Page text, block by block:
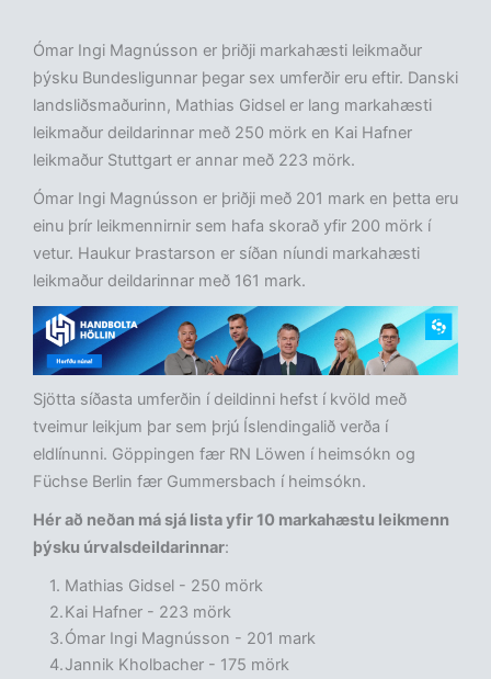
Ómar Ingi Magnússon er þriðji markahæsti leikmaður
þýsku Bundesligunnar þegar sex umferðir eru eftir. Danski
landsliðsmaðurinn, Mathias Gidsel er lang markahæsti
leikmaður deildarinnar með 250 mörk en Kai Hafner
leikmaður Stuttgart er annar með 223 mörk.
Ómar Ingi Magnússon er þriðji með 201 mark en þetta eru
einu þrír leikmennirnir sem hafa skorað yfir 200 mörk í
vetur. Haukur Þrastarson er síðan níundi markahæsti
leikmaður deildarinnar með 161 mark.
Sjötta síðasta umferðin í deildinni hefst í kvöld með
tveimur leikjum þar sem þrjú Íslendingalið verða í
eldlínunni. Göppingen fær RN Löwen í heimsókn og
Füchse Berlin fær Gummersbach í heimsókn.
Hér að neðan má sjá lista yfir 10 markahæstu leikmenn
þýsku úrvalsdeildarinnar:
Mathias Gidsel - 250 mörk
Kai Hafner - 223 mörk
Ómar Ingi Magnússon - 201 mark
Jannik Kholbacher - 175 mörk